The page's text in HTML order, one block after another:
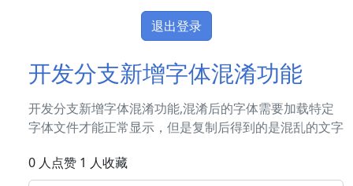
退出登录
开发分支新增字体混淆功能
开发分支新增字体混淆功能,混淆后的字体需要加载特定
字体文件才能正常显示，但是复制后得到的是混乱的文字
0 人点赞 1 人收藏